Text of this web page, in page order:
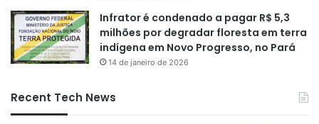
Infrator é condenado a pagar R$ 5,3
milhões por degradar floresta em terra
indígena em Novo Progresso, no Pará
14 de janeiro de 2026
Recent Tech News